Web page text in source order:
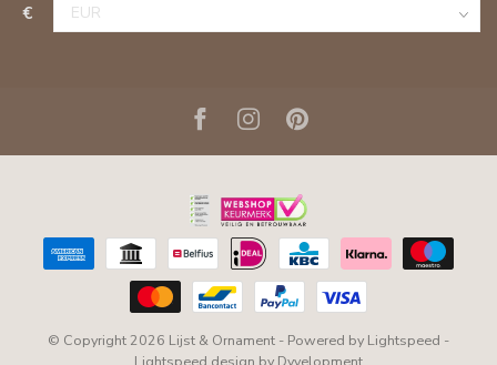
€
© Copyright 2026 Lijst & Ornament - Powered by Lightspeed -
Lightspeed design by Dyvelopment